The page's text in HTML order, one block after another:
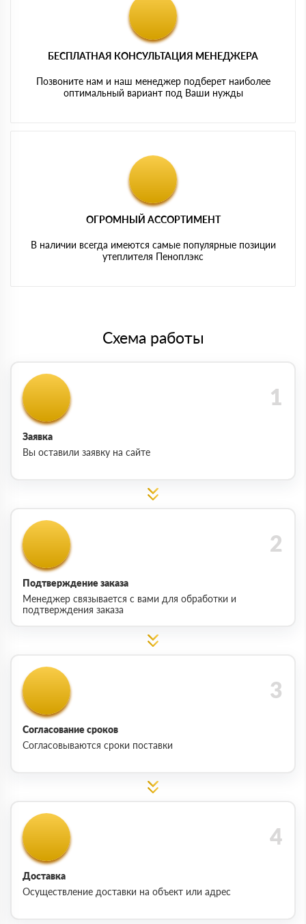
БЕСПЛАТНАЯ КОНСУЛЬТАЦИЯ МЕНЕДЖЕРА
Позвоните нам и наш менеджер подберет наиболее
оптимальный вариант под Ваши нужды
ОГРОМНЫЙ АССОРТИМЕНТ
В наличии всегда имеются самые популярные позиции
утеплителя Пеноплэкс
Схема работы
Заявка
Вы оставили заявку на сайте
Подтверждение заказа
Менеджер связывается с вами для обработки и
подтверждения заказа
Согласование сроков
Согласовываются сроки поставки
Доставка
Осуществление доставки на объект или адрес